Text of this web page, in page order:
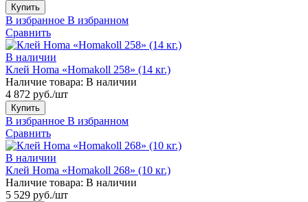
Купить
В избранное В избранном
Сравнить
В наличии
Клей Homa «Homakoll 258» (14 кг.)
Наличие товара: В наличии
4 872 руб./шт
Купить
В избранное В избранном
Сравнить
В наличии
Клей Homa «Homakoll 268» (10 кг.)
Наличие товара: В наличии
5 529 руб./шт